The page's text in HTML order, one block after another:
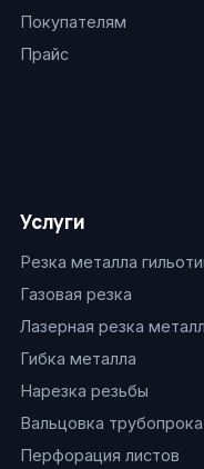
Покупателям
Прайс
Услуги
Резка металла
Газовая резка
Лазерная резка
Гибка металла
Нарезка резьбы
Вальцовка
Перфорация листов